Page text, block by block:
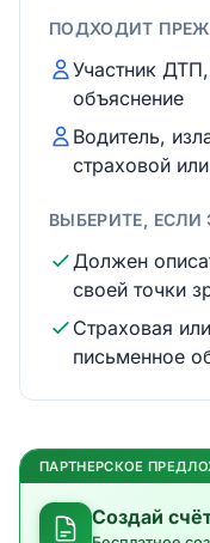
ПОДХОДИТ
Участник
объяснение
Водитель,
страховой
ВЫБЕРИТЕ,
Должен
своей точки
Страховая
письменное
ПАРТНЕРСКОЕ
Создай